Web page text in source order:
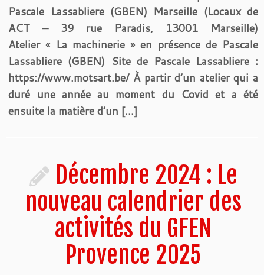
Pascale Lassabliere (GBEN) Marseille (Locaux de
ACT – 39 rue Paradis, 13001 Marseille)
Atelier « La machinerie » en présence de Pascale
Lassabliere (GBEN) Site de Pascale Lassabliere :
https://www.motsart.be/ À partir d’un atelier qui a
duré une année au moment du Covid et a été
ensuite la matière d’un […]
Décembre 2024 : Le
nouveau calendrier des
activités du GFEN
Provence 2025